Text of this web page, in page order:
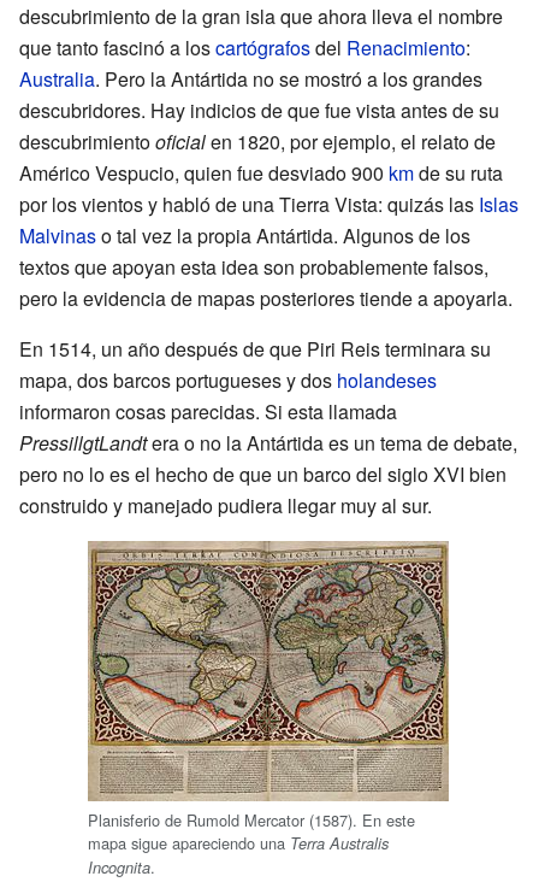
descubrimiento de la gran isla que ahora lleva el nombre
que tanto fascinó a loscartógrafosdel Renacimiento:
Australia. Pero la Antártida no se mostró a los grandes
descubridores. Hay indicios de que fue vista antes de su
descubrimientooficialen 1820, por ejemplo, el relato de
Américo Vespucio, quien fue desviado 900 kmde su ruta
por los vientos y habló de una Tierra Vista: quizás las Islas
Malvinaso tal vez la propia Antártida. Algunos de los
textos que apoyan esta idea son probablemente falsos,
pero la evidencia de mapas posteriores tiende a apoyarla.
En 1514, un año después de que Piri Reis terminara su
mapa, dos barcos portugueses y dos holandeses
informaron cosas parecidas. Si esta llamada
PressillgtLandtera o no la Antártida es un tema de debate,
pero no lo es el hecho de que un barco del siglo XVI bien
construido y manejado pudiera llegar muy al sur.
Planisferio de Rumold Mercator (1587). En este
mapa sigue apareciendo una Terra Australis
Incognita.